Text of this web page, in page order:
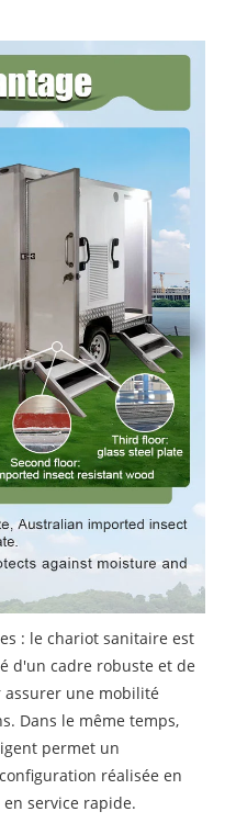
: le chariot sanitaire est
d'un cadre robuste et de
une mobilité
Dans le même temps,
permet un
réalisée en
service rapide.